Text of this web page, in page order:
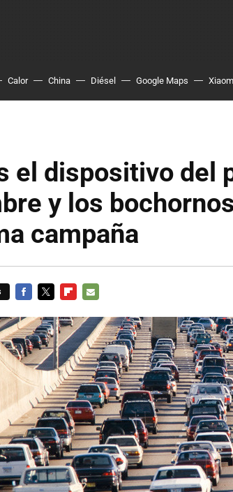
Calor China Diésel Google Maps
el dispositivo del
y los
campaña
MAIL